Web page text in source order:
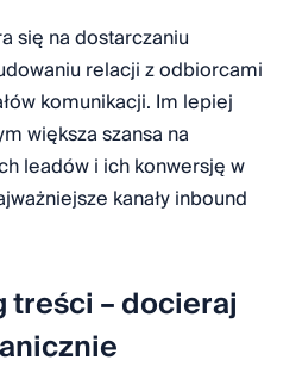
się na dostarczaniu
relacji z odbiorcami
komunikacji. Im lepiej
większa szansa na
leadów i ich konwersję w
kanały inbound
treści – docieraj